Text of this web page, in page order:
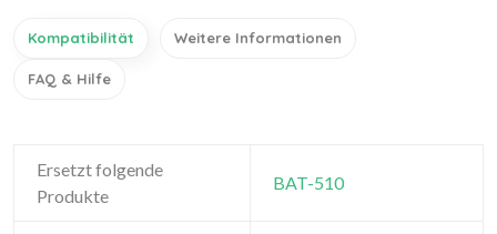
Kompatibilität Weitere Informationen
FAQ & Hilfe
Ersetzt folgende
Produkte
BAT-510